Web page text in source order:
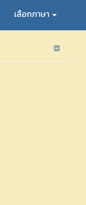
เลือกภาษา